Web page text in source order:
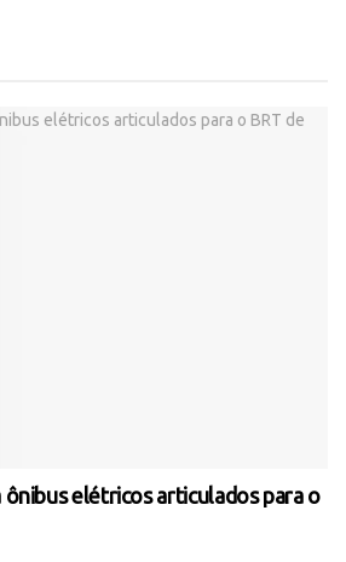
elétricos articulados para o